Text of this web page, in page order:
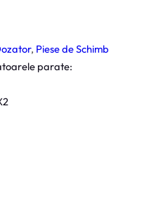
, Piese de Schimb
parate: